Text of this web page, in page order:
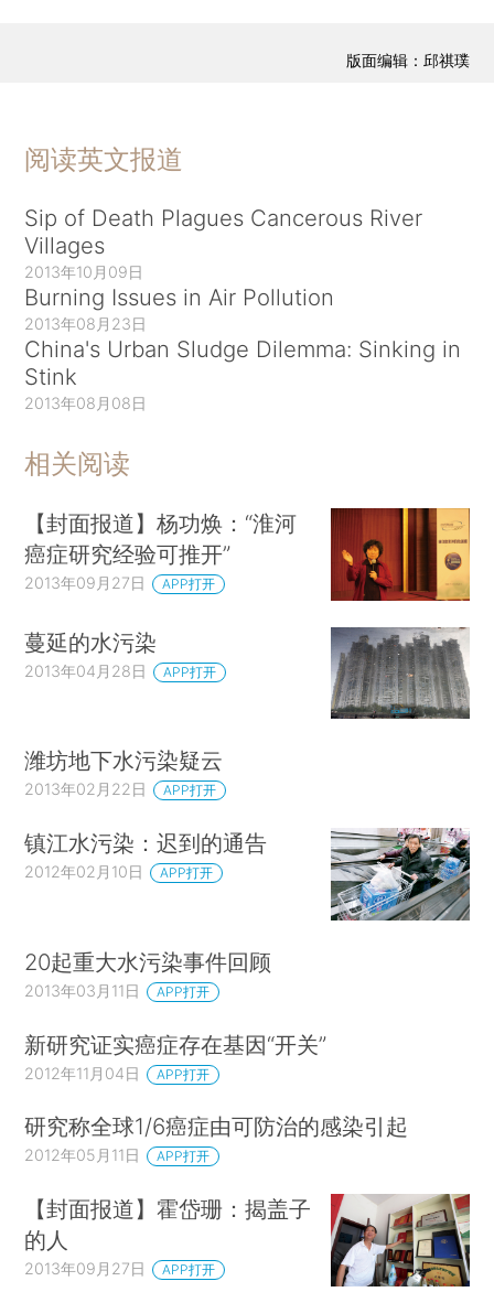
版面编辑：邱祺璞
阅读英文报道
Sip of Death Plagues Cancerous River
Villages
2013年10月09日
Burning Issues in Air Pollution
2013年08月23日
China's Urban Sludge Dilemma: Sinking in
Stink
2013年08月08日
相关阅读
【封面报道】杨功焕：“淮河
癌症研究经验可推开”
2013年09月27日 APP打开
蔓延的水污染
2013年04月28日 APP打开
潍坊地下水污染疑云
2013年02月22日 APP打开
镇江水污染：迟到的通告
2012年02月10日 APP打开
20起重大水污染事件回顾
2013年03月11日 APP打开
新研究证实癌症存在基因“开关”
2012年11月04日 APP打开
研究称全球1/6癌症由可防治的感染引起
2012年05月11日 APP打开
【封面报道】霍岱珊：揭盖子
的人
2013年09月27日 APP打开